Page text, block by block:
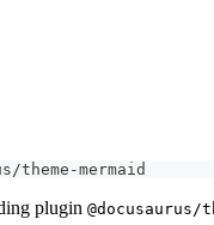
theme-mermaid
plugin @docusaurus/